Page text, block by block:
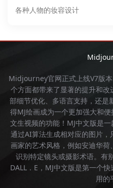
各种人物的妆容设计
Midjourney官网正式上线V7版本
个方面都带来了显著的提升和
部细节优化、多语言支持，还是
得MJ绘画成为一个更加强大和
文生视频的功能！ MJ中文版是
通过AI算法生成相对应的图片
画家的艺术风格，例如安迪华
识别特定镜头或摄影术语。
DALL．E， MJ中文版是第一个
用的